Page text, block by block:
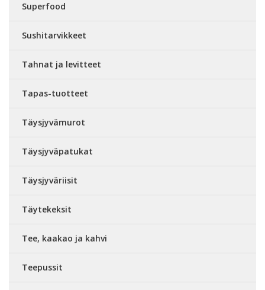
Superfood
Sushitarvikkeet
Tahnat ja levitteet
Tapas-tuotteet
Täysjyvämurot
Täysjyväpatukat
Täysjyväriisit
Täytekeksit
Tee, kaakao ja kahvi
Teepussit